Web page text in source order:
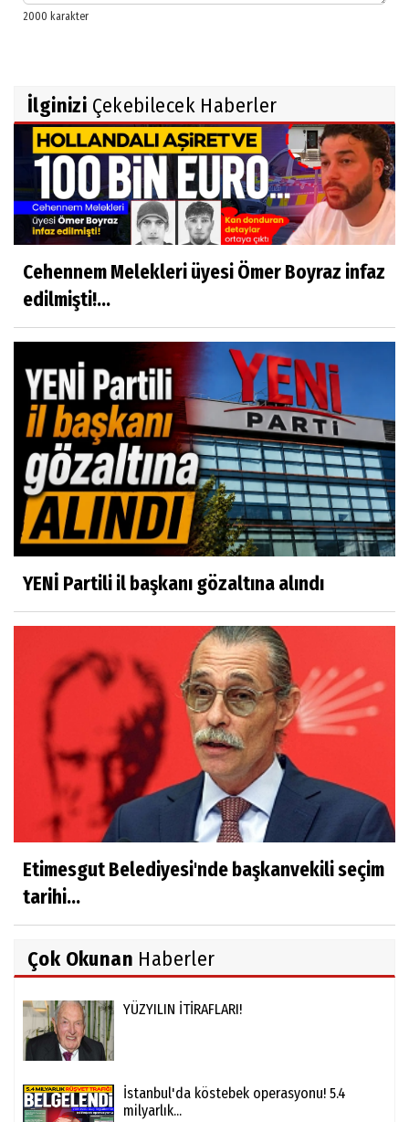
İlginizi Çekebilecek Haberler
Cehennem Melekleri üyesi Ömer Boyraz infaz
edilmişti!...
YENİ Partili il başkanı gözaltına alındı
Etimesgut Belediyesi'nde başkanvekili seçim
tarihi...
Çok Okunan Haberler
YÜZYILIN İTİRAFLARI!
İstanbul'da köstebek operasyonu! 5.4
milyarlık...